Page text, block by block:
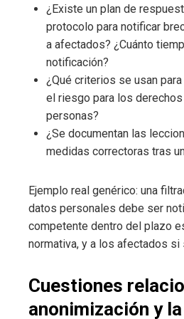
¿Existe un plan de
protocolo para notificar
a afectados? ¿Cuánto
notificación?
¿Qué criterios se usan
el riesgo para los
personas?
¿Se documentan las
medidas correctoras tras
Ejemplo real genérico: una
datos personales debe ser
competente dentro del plazo
normativa, y a los afectados si
Cuestiones
anonimización y la